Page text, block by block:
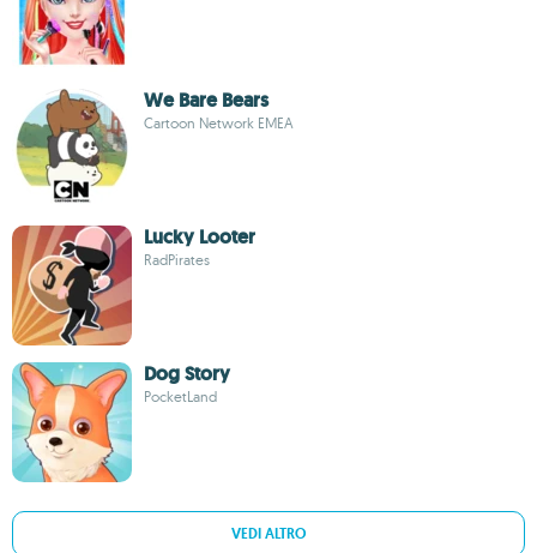
We Bare Bears
Cartoon Network EMEA
Lucky Looter
RadPirates
Dog Story
PocketLand
VEDI ALTRO